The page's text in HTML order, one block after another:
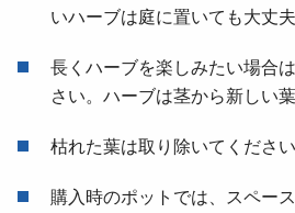
いハーブは庭に置いても大丈夫
長くハーブを楽しみたい場合
さい。ハーブは茎から新しい
枯れた葉は取り除いてください
購入時のポットでは、スペー